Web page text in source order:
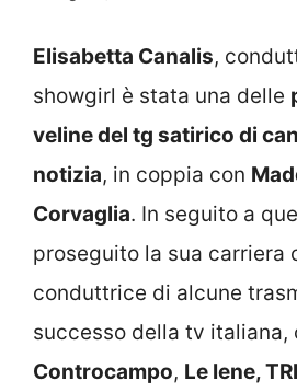
Elisabetta Canalis,
showgirl è stata una delle
veline del tg satirico di
notizia, in coppia con
Corvaglia. In seguito a
proseguito la sua carriera
conduttrice di alcune
successo della tv italiana,
Controcampo, Le Iene,